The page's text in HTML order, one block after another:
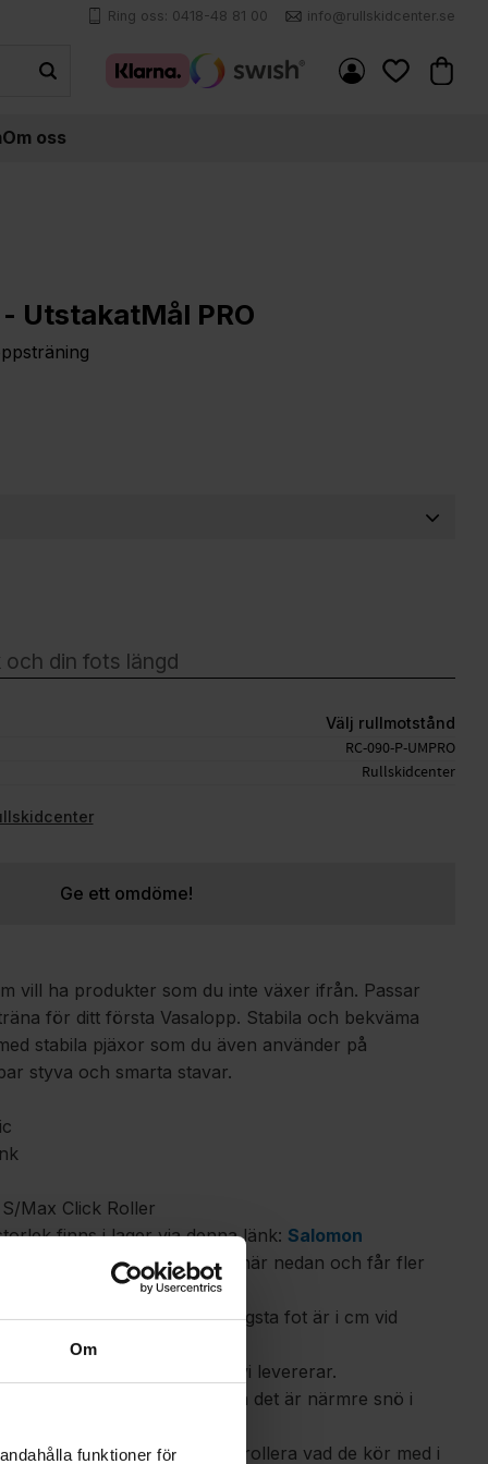
Om
funktioner för
Ring oss: 0418-48 81 00 info@rullskidcenter.se
Om oss
UtstakatMål PRO
Välj rullmotstånd
RC-090-P-UMPRO
Rullskidcenter
Ge ett omdöme!
vill ha produkter som du inte växer ifrån. Passar
för ditt första Vasalopp. Stabila och bekväma
stabila pjäxor som du även använder på
styva och smarta stavar.
Max Click Roller
finns i lager via denna länk: Salomon
bygger du ditt eget paket här nedan och får fler
och hur lång din längsta fot är i cm vid
och skostorlek innan vi levererar.
vi 3:or (Trögt), då det är närmre snö i
träna med en grupp så kontrollera vad de kör med i